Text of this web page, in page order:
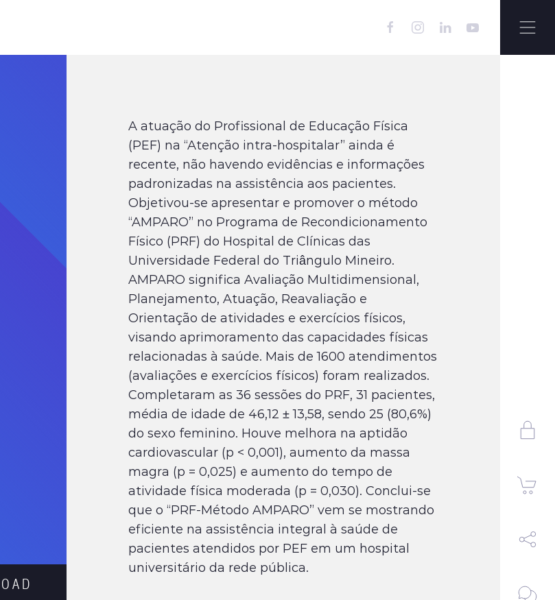
OAD
A atuação do Profissional de Educação Física
(PEF) na “Atenção intra-hospitalar” ainda é
recente, não havendo evidências e informações
padronizadas na assistência aos pacientes.
Objetivou-se apresentar e promover o método
“AMPARO” no Programa de Recondicionamento
Físico (PRF) do Hospital de Clínicas das
Universidade Federal do Triângulo Mineiro.
AMPARO significa Avaliação Multidimensional,
Planejamento, Atuação, Reavaliação e
Orientação de atividades e exercícios físicos,
visando aprimoramento das capacidades físicas
relacionadas à saúde. Mais de 1600 atendimentos
(avaliações e exercícios físicos) foram realizados.
Completaram as 36 sessões do PRF, 31 pacientes,
média de idade de 46,12 ± 13,58, sendo 25 (80,6%)
do sexo feminino. Houve melhora na aptidão
cardiovascular (p < 0,001), aumento da massa
magra (p = 0,025) e aumento do tempo de
atividade física moderada (p = 0,030). Conclui-se
que o “PRF-Método AMPARO” vem se mostrando
eficiente na assistência integral à saúde de
pacientes atendidos por PEF em um hospital
universitário da rede pública.